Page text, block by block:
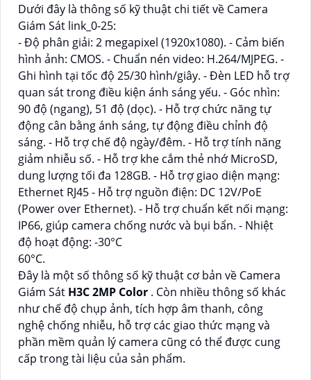
Dưới đây là thông số kỹ thuật chi tiết về Camera
Giám Sát link_0-25:
- Độ phân giải: 2 megapixel (1920x1080). - Cảm biến
hình ảnh: CMOS. - Chuẩn nén video: H.264/MJPEG. -
Ghi hình tại tốc độ 25/30 hình/giây. - Đèn LED hỗ trợ
quan sát trong điều kiện ánh sáng yếu. - Góc nhìn:
90 độ (ngang), 51 độ (dọc). - Hỗ trợ chức năng tự
động cân bằng ánh sáng, tự động điều chỉnh độ
sáng. - Hỗ trợ chế độ ngày/đêm. - Hỗ trợ tính năng
giảm nhiễu số. - Hỗ trợ khe cắm thẻ nhớ MicroSD,
dung lượng tối đa 128GB. - Hỗ trợ giao diện mạng:
Ethernet RJ45 - Hỗ trợ nguồn điện: DC 12V/PoE
(Power over Ethernet). - Hỗ trợ chuẩn kết nối mạng:
IP66, giúp camera chống nước và bụi bẩn. - Nhiệt
độ hoạt động: -30°C
60°C.
Đây là một số thông số kỹ thuật cơ bản về Camera
Giám Sát H3C 2MP Color . Còn nhiều thông số khác
như chế độ chụp ảnh, tích hợp âm thanh, công
nghệ chống nhiễu, hỗ trợ các giao thức mạng và
phần mềm quản lý camera cũng có thể được cung
cấp trong tài liệu của sản phẩm.